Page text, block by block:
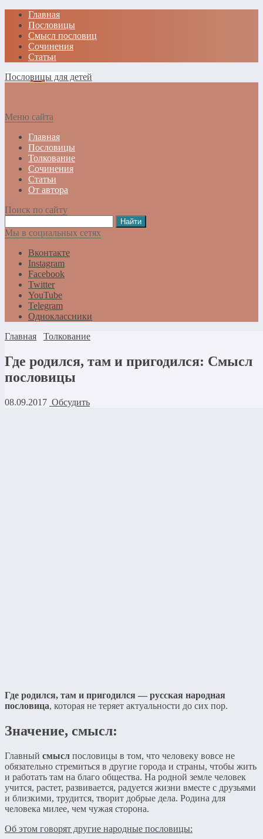
Главная
Пословицы
Смысл пословиц
Сочинения
Статьи
Пословицы для детей
Меню сайта
Главная
Пословицы
Толкование
Сочинения
Статьи
От автора
Поиск по сайту
Мы в социальных сетях
Вконтакте
Instagram
Facebook
Twitter
YouTube
Telegram
Одноклассники
Главная
Толкование
Где родился, там и пригодился: Смысл
пословицы
08.09.2017 Обсудить
Где родился, там и пригодился — русская народная
пословица, которая не теряет актуальности до сих пор.
Значение, смысл:
Главный смысл пословицы в том, что человеку вовсе не
обязательно стремиться в другие города и страны, чтобы жить
и работать там на благо общества. На родной земле человек
учится, растет, развивается, радуется жизни вместе с друзьями
и близкими, трудится, творит добрые дела. Родина для
человека милее, чем чужая сторона.
Об этом говорят другие народные пословицы: